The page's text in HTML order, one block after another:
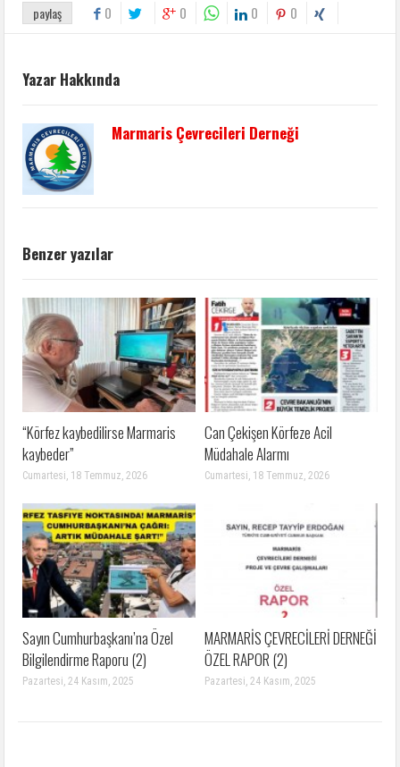
paylaş 0 0 0 0
Yazar Hakkında
Marmaris Çevrecileri Derneği
Benzer yazılar
“Körfez kaybedilirse Marmaris
kaybeder”
Cumartesi, 18 Temmuz, 2026
Can Çekişen Körfeze Acil
Müdahale Alarmı
Cumartesi, 18 Temmuz, 2026
Sayın Cumhurbaşkanı’na Özel
Bilgilendirme Raporu (2)
Pazartesi, 24 Kasım, 2025
MARMARİS ÇEVRECİLERİ DERNEĞİ
ÖZEL RAPOR (2)
Pazartesi, 24 Kasım, 2025